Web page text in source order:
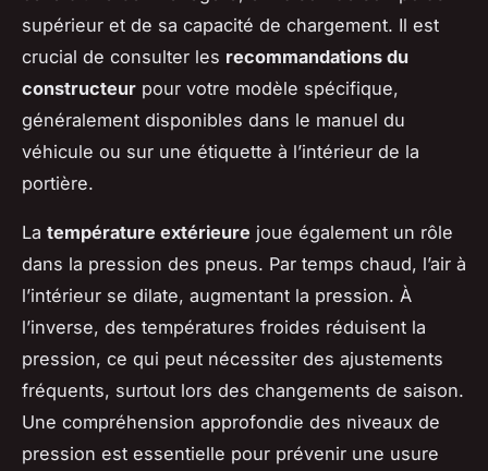
supérieur et de sa capacité de chargement. Il est
crucial de consulter les recommandations du
constructeur pour votre modèle spécifique,
généralement disponibles dans le manuel du
véhicule ou sur une étiquette à l’intérieur de la
portière.
La température extérieure joue également un rôle
dans la pression des pneus. Par temps chaud, l’air à
l’intérieur se dilate, augmentant la pression. À
l’inverse, des températures froides réduisent la
pression, ce qui peut nécessiter des ajustements
fréquents, surtout lors des changements de saison.
Une compréhension approfondie des niveaux de
pression est essentielle pour prévenir une usure